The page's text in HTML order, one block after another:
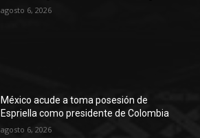
agosto 6, 2026
México acude a toma posesión de
Espriella como presidente de Colombia
agosto 6, 2026